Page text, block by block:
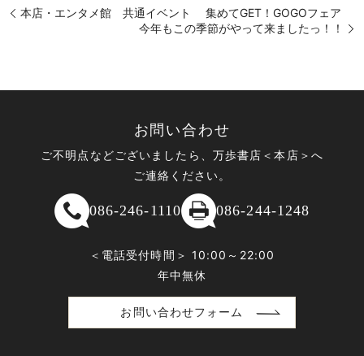
本店・エンタメ館 共通イベント 集めてGET！GOGOフェア
今年もこの季節がやって来ましたっ！！
お問い合わせ
ご不明点などございましたら、万歩書店＜本店＞へ
ご連絡ください。
086-246-1110 086-244-1248
＜電話受付時間＞ 10:00～22:00
年中無休
お問い合わせフォーム